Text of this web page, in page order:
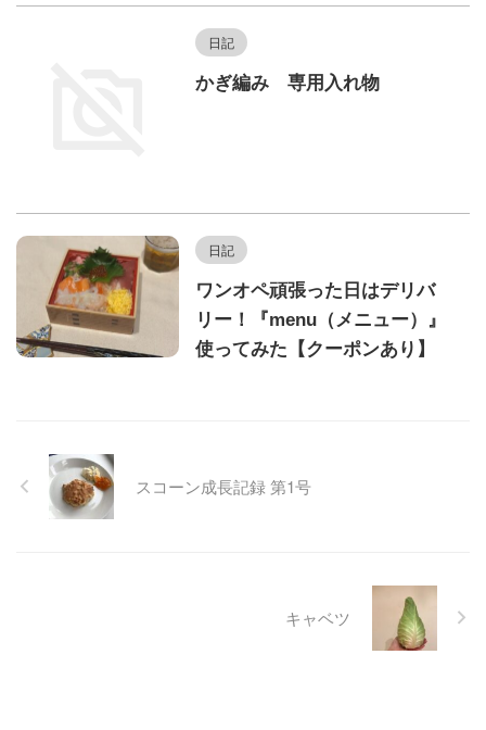
日記
かぎ編み 専用入れ物
日記
ワンオペ頑張った日はデリバ
リー！『menu（メニュー）』
使ってみた【クーポンあり】
スコーン成長記録 第1号
キャベツ